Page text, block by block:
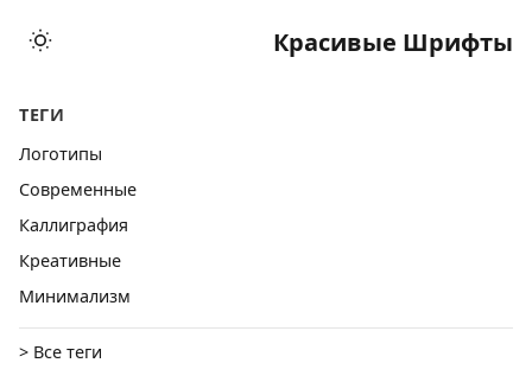
Красивые Шрифты
ТЕГИ
Логотипы
Cовременные
Каллиграфия
Креативные
Минимализм
> Все теги